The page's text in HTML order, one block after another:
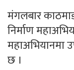
मंगलबार
निर्माण
महाअभियानमा
छ ।